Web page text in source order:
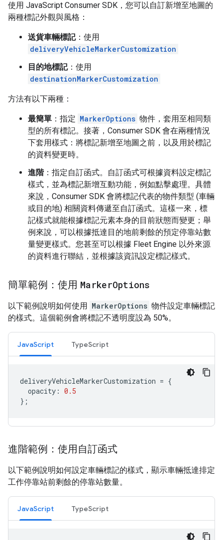
使用 JavaScript Consumer SDK，您可以自訂新增至地圖的
兩種標記外觀與風格：
送貨車輛標記：使用
deliveryVehicleMarkerCustomization
目的地標記：使用
destinationMarkerCustomization
方法有以下兩種：
最簡單 ：指定 MarkerOptions 物件，套用至相同類
型的所有標記。接著，Consumer SDK 會在兩種情況
下套用樣式：將標記新增至地圖之前，以及用於標記
的資料變更時。
進階：指定自訂函式。自訂函式可根據資料設定標記
樣式，並為標記新增互動功能，例如點擊處理。具體
來說，Consumer SDK 會將標記代表的物件類型 (車輛
或目的地) 相關資料傳遞至自訂函式。這樣一來，標
記樣式就能根據標記元素本身的目前狀態而變更；舉
例來說，可以根據抵達目的地前剩餘的預定停靠站數
量變更樣式。您甚至可以根據 Fleet Engine 以外來源
的資料進行聯結，並根據該資訊設定標記樣式。
簡單範例：使用 MarkerOptions
以下範例說明如何使用 MarkerOptions 物件設定車輛標記
的樣式。這個範例會將標記不透明度設為 50%。
JavaScript TypeScript
deliveryVehicleMarkerCustomization = {
opacity : 0.5
};
進階範例：使用自訂函式
以下範例說明如何設定車輛標記的樣式，顯示車輛抵達排定
工作停靠站前剩餘的停靠站數量。
JavaScript TypeScript